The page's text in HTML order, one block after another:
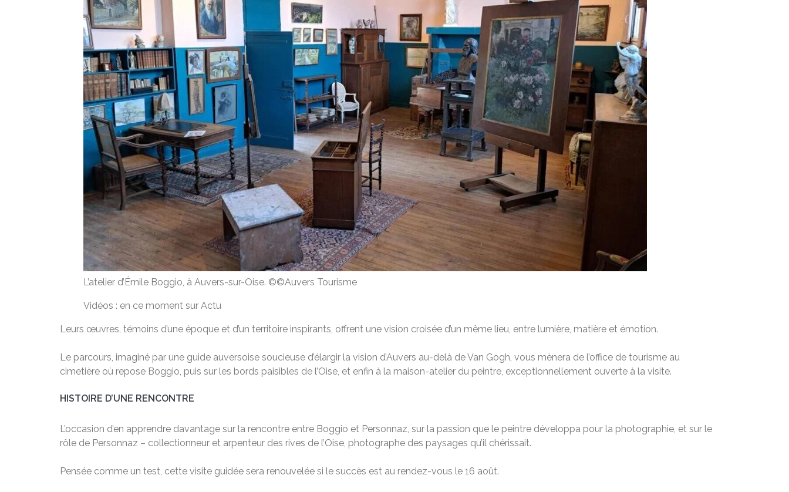
L’atelier d’Émile Boggio, à Auvers-sur-Oise. ©©Auvers Tourisme
Vidéos : en ce moment sur Actu
Leurs œuvres, témoins d’une époque et d’un territoire inspirants, offrent une vision croisée d’un même lieu, entre lumière, matière et émotion.
Le parcours, imaginé par une guide auversoise soucieuse d’élargir la vision d’Auvers au-delà de Van Gogh, vous mènera de l’office de tourisme au
cimetière où repose Boggio, puis sur les bords paisibles de l’Oise, et enfin à la maison-atelier du peintre, exceptionnellement ouverte à la visite.
HISTOIRE D’UNE RENCONTRE
L’occasion d’en apprendre davantage sur la rencontre entre Boggio et Personnaz, sur la passion que le peintre développa pour la photographie, et sur le
rôle de Personnaz – collectionneur et arpenteur des rives de l’Oise, photographe des paysages qu’il chérissait.
Pensée comme un test, cette visite guidée sera renouvelée si le succès est au rendez-vous le 16 août.